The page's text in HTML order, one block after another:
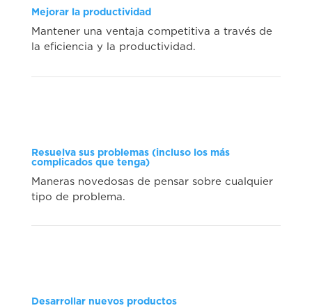
Mejorar la productividad
Mantener una ventaja competitiva a través de
la eficiencia y la productividad.
Resuelva sus problemas (incluso los más
complicados que tenga)
Maneras novedosas de pensar sobre cualquier
tipo de problema.
Desarrollar nuevos productos